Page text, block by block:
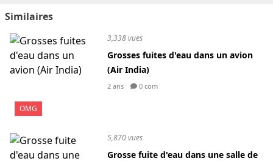
Similaires
OMG
3,338 vues
Grosses fuites d'eau dans un avion
(Air India)
2 ans 0 com
5,870 vues
Grosse fuite d'eau dans une salle de